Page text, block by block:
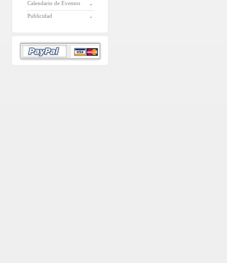
Calendario de Eventos
Publicidad